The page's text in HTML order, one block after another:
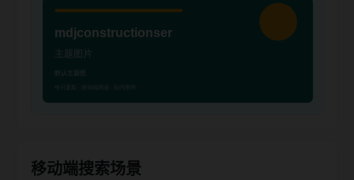
移动端搜索场景